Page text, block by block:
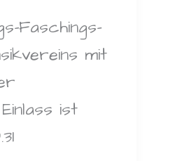
Faschings-
mit
ist